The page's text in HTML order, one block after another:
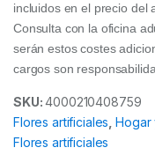
incluidos en el precio del
Consulta con la oficina
serán estos costes
cargos son
SKU:4000210408759
Flores artificiales,Hogar
Flores artificiales